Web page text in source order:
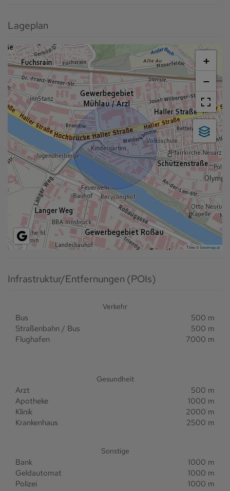
Lageplan
+
−
Tiles ©basemap.at
Infrastruktur/Entfernungen (POIs)
Verkehr
Bus
500 m
Straßenbahn / Bus
500 m
Flughafen
7000 m
Gesundheit
Arzt
500 m
Apotheke
1000 m
Klinik
2000 m
Krankenhaus
2500 m
Sonstige
Bank
1000 m
Geldautomat
1000 m
Polizei
1000 m